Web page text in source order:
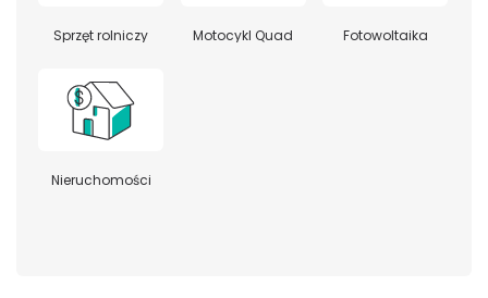
Sprzęt rolniczy Motocykl Quad Fotowoltaika
Nieruchomości